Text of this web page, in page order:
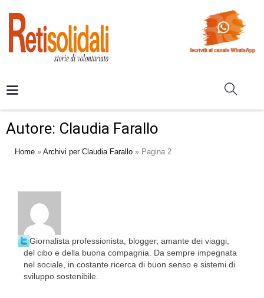
Autore: Claudia Farallo
Home » Archivi per Claudia Farallo » Pagina 2
Giornalista professionista, blogger, amante dei viaggi,
del cibo e della buona compagnia. Da sempre impegnata
nel sociale‎, in costante ricerca di buon senso e sistemi di
sviluppo sostenibile.